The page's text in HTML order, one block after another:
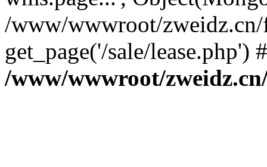
/www/wwwroot/
get_page('/sale/
/www/wwwroot/